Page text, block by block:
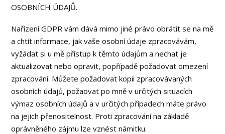
OSOBNÍCH ÚDAJŮ.
Nařízení GDPR vám dává mimo jiné právo obrátit se na mě
a chtít informace, jak vaše osobní údaje zpracovávám,
vyžádat si u mě přístup k těmto údajům a nechat je
aktualizovat nebo opravit, popřípadě požadovat omezení
zpracování. Můžete požadovat kopii zpracovávaných
osobních údajů, požaovat po mně v určitých situacích
výmaz osobních údajů a v určitých případech máte právo
na jejich přenositelnost. Proti zpracování na základě
oprávněného zájmu lze vznést námitku.